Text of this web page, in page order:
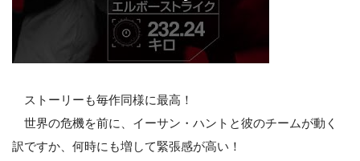
ストーリーも毎作同様に最高！
世界の危機を前に、イーサン・ハントと彼のチームが動く
訳ですか、何時にも増して緊張感が高い！